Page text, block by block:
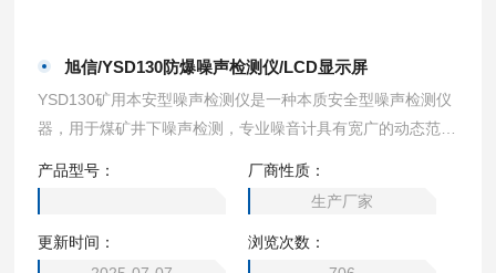
旭信/YSD130防爆噪声检测仪/LCD显示屏
YSD130矿用本安型噪声检测仪是一种本质安全型噪声检测仪
器，用于煤矿井下噪声检测，专业噪音计具有宽广的动态范
也可适用于工业场所环境的噪音监控。旭信/YSD130防爆噪声
检测仪/LCD显示屏
产品型号：
厂商性质：
生产厂家
更新时间：
浏览次数：